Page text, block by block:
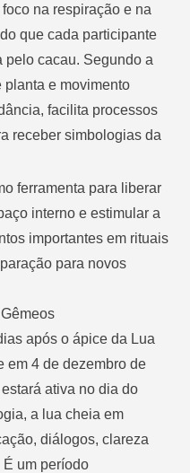
na respiração e na
que cada participante
pelo cacau. Segundo a
planta e movimento
facilita processos
receber simbologias da
ferramenta para liberar
interno e estimular a
importantes em rituais
para novos
após o ápice da Lua
em 4 de dezembro de
ativa no dia do
a lua cheia em
diálogos, clareza
É um período